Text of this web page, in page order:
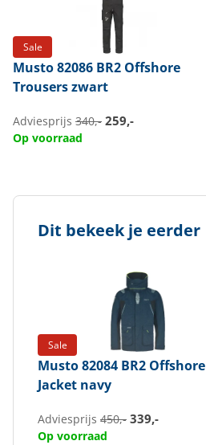
Sale
Musto82086 BR2 Offshore
Trousers zwart
Adviesprijs 340,- 259,-
Op voorraad
Dit bekeek je eerder
Sale
Musto82084 BR2 Offshore
Jacket navy
Adviesprijs 450,- 339,-
Op voorraad